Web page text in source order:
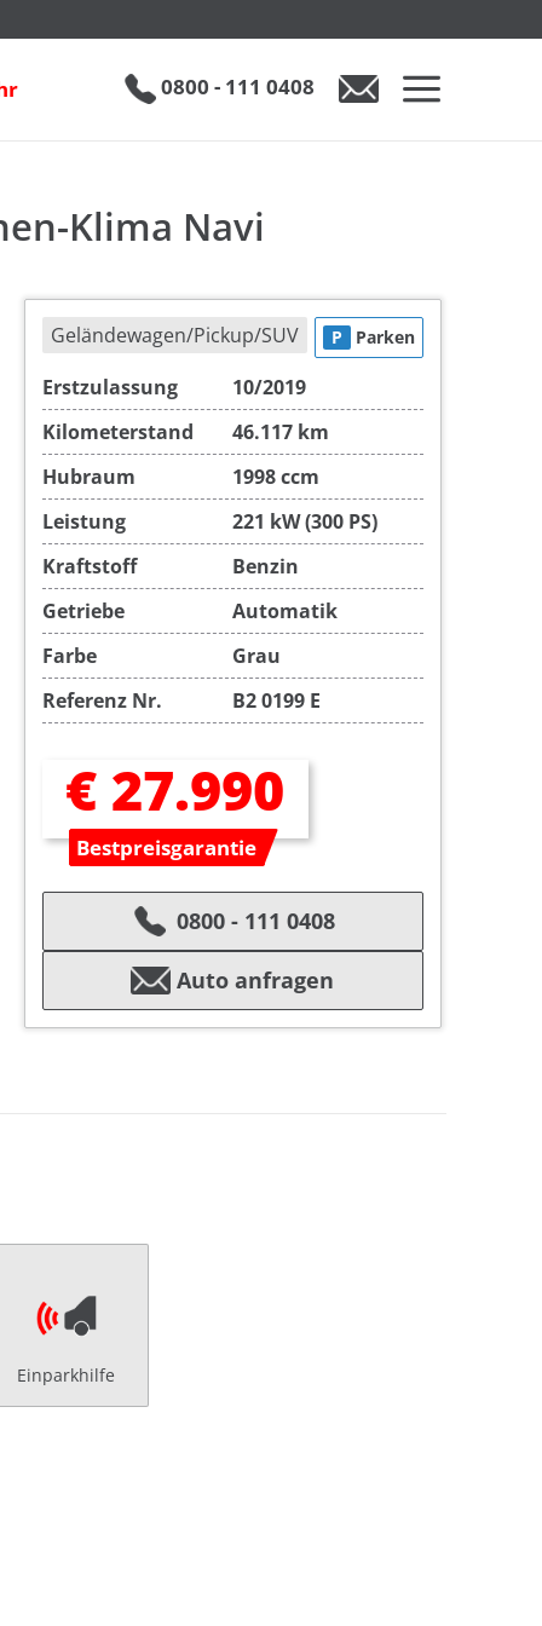
0800 - 111 0408
Jaguar E-Pace E-PACE P300 R-Dynamic AWD 2-Zonen-Klima Navi Sitzheizung
Klima Navi
Geländewagen/Pickup/SUV P Parken
Erstzulassung
10/2019
Kilometerstand
46.117 km
Hubraum
1998 ccm
Leistung
221 kW (300 PS)
Kraftstoff
Benzin
Getriebe
Automatik
Farbe
Grau
Referenz Nr.
B2 0199 E
€ 27.990
Bestpreisgarantie
0800 - 111 0408
Auto anfragen
Einparkhilfe